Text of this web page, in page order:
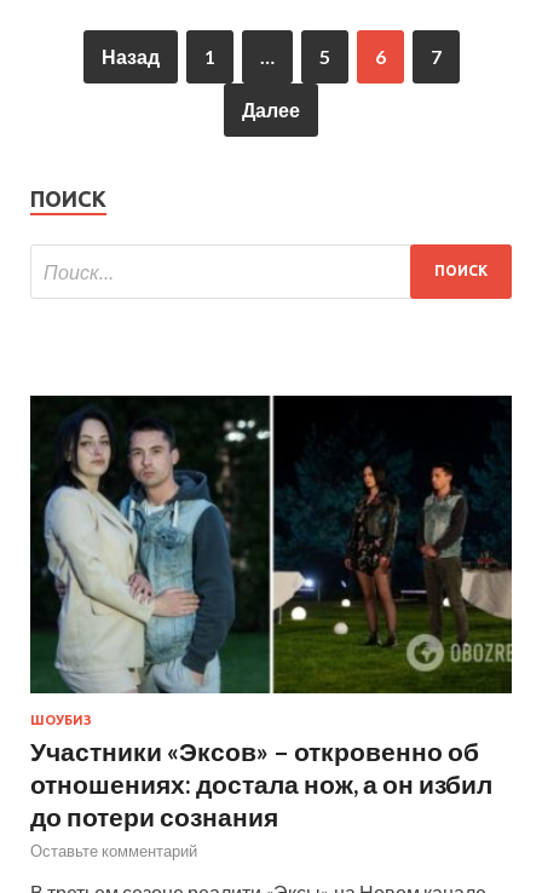
Назад 1 … 5 6 7
Далее
ПОИСК
ШОУБИЗ
Участники «Эксов» – откровенно об
отношениях: достала нож, а он избил
до потери сознания
Оставьте комментарий